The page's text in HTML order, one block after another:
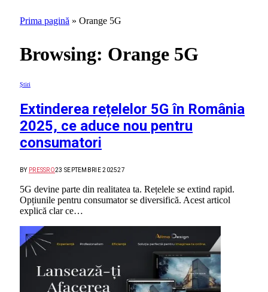
Prima pagină » Orange 5G
Browsing: Orange 5G
Știri
Extinderea rețelelor 5G în România
2025, ce aduce nou pentru
consumatori
BY PRESSRO23 SEPTEMBRIE 202527
5G devine parte din realitatea ta. Rețelele se extind rapid.
Opțiunile pentru consumator se diversifică. Acest articol
explică clar ce…